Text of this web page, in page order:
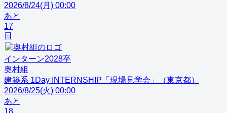
2026/8/24(月) 00:00
あと
17
日
インターン2028卒
奥村組
建築系 1Day INTERNSHIP「現場見学会」（東京都）
2026/8/25(火) 00:00
あと
18